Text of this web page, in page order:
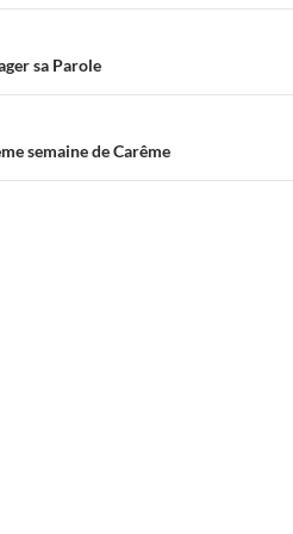
sa Parole
semaine de Carême